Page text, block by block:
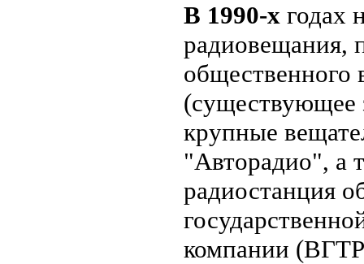
В 1990-х годах
радиовещания,
общественного
(существующее
крупные
"Авторадио", а
радиостанция
компании